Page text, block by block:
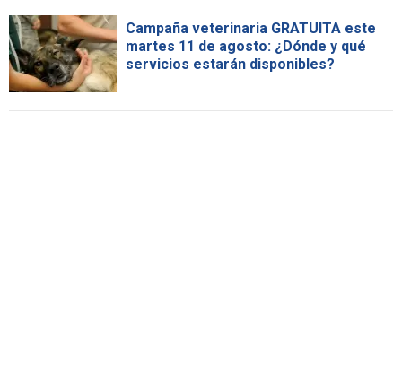
Campaña veterinaria GRATUITA este
martes 11 de agosto: ¿Dónde y qué
servicios estarán disponibles?